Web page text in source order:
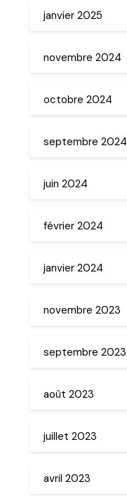
janvier 2025
novembre 2024
octobre 2024
septembre 2024
juin 2024
février 2024
janvier 2024
novembre 2023
septembre 2023
août 2023
juillet 2023
avril 2023